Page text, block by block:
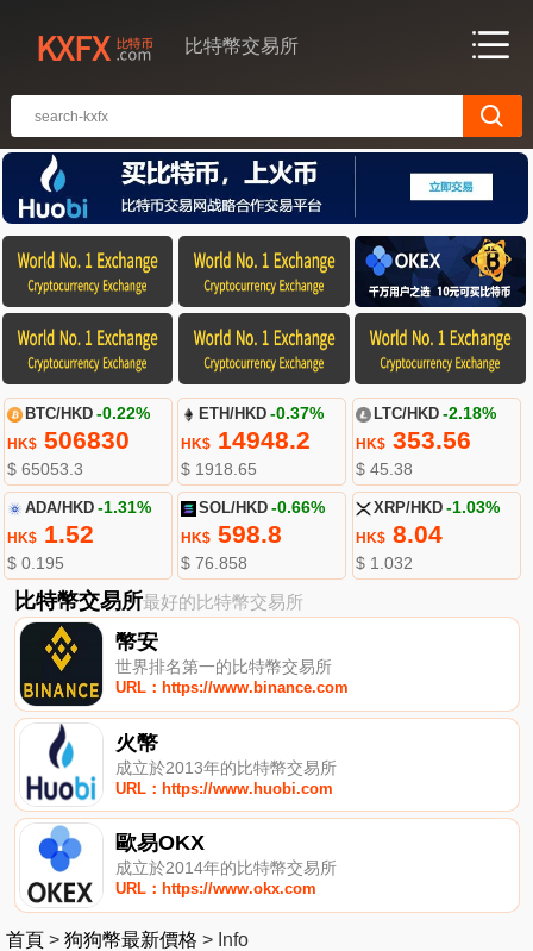
比特幣交易所
BTC/HKD -0.22%
HK$506830
$ 65053.3
ETH/HKD -0.37%
HK$ 14948.2
$ 1918.65
LTC/HKD -2.18%
HK$353.56
$ 45.38
ADA/HKD -1.31%
HK$1.52
$ 0.195
SOL/HKD -0.66%
HK$ 598.8
$ 76.858
XRP/HKD -1.03%
HK$8.04
$ 1.032
比特幣交易所最好的比特幣交易所
幣安
世界排名第一的比特幣交易所
URL：https://www.binance.com
火幣
成立於2013年的比特幣交易所
URL：https://www.huobi.com
歐易OKX
成立於2014年的比特幣交易所
URL：https://www.okx.com
首頁 > 狗狗幣最新價格 > Info